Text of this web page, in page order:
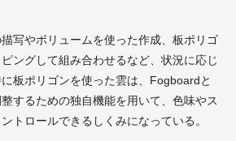
写やボリュームを使った作成、板ポリゴ
ングして組み合わせるなど、状況に応じ
板ポリゴンを使った雲は、Fogboardと
するための独自機能を用いて、色味やス
トロールできるしくみになっている。